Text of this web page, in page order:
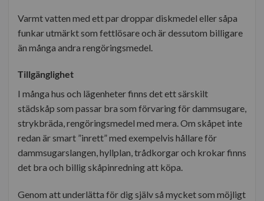
Varmt vatten med ett par droppar diskmedel eller såpa
funkar utmärkt som fettlösare och är dessutom billigare
än många andra rengöringsmedel.
Tillgänglighet
I många hus och lägenheter finns det ett särskilt
städskåp som passar bra som förvaring för dammsugare,
strykbräda, rengöringsmedel med mera. Om skåpet inte
redan är smart ”inrett” med exempelvis hållare för
dammsugarslangen, hyllplan, trådkorgar och krokar finns
det bra och billig skåpinredning att köpa.
Genom att underlätta för dig själv så mycket som möjligt